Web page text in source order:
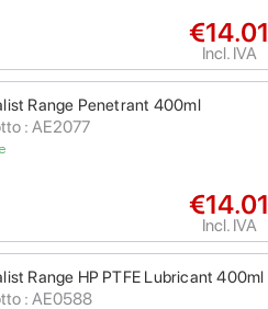
€14.01
Incl. IVA
Range Penetrant 400ml
: AE2077
€14.01
Incl. IVA
Range HP PTFE Lubricant 400ml
: AE0588